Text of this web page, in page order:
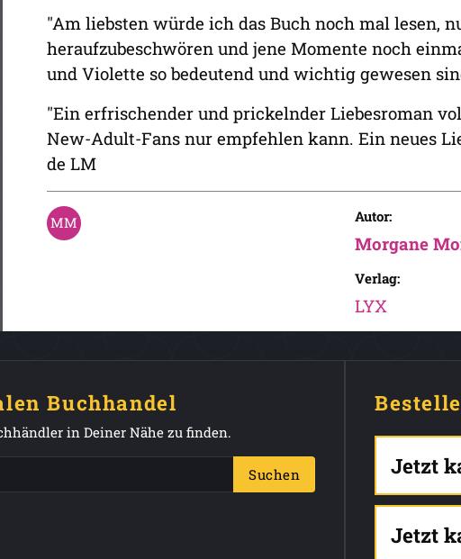
"Am liebsten würde ich das Buch noch mal lesen,
heraufzubeschwören und jene Momente noch
und Violette so bedeutend und wichtig gewesen
"Ein erfrischender und prickelnder Liebesroman
New-Adult-Fans nur empfehlen kann. Ein neues
de LM
Autor:
Morgane
Verlag:
LYX
Buchhandel
in Deiner Nähe zu finden.
Suchen Jetzt
Jetzt